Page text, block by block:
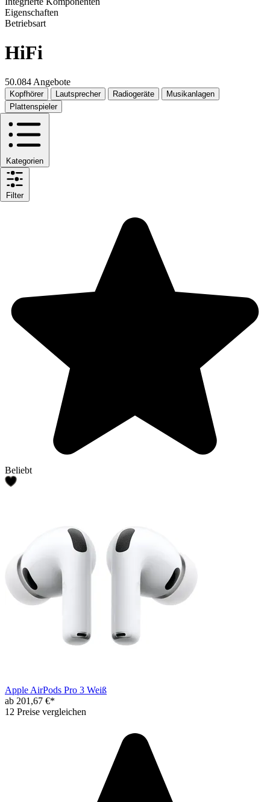
Eigenschaften
Betriebsart
HiFi
50.084 Angebote
Kopfhörer Lautsprecher Radiogeräte
Musikanlagen
Plattenspieler
Kategorien
Filter
Beliebt
Apple AirPods Pro 3 Weiß
ab 201,67 €*
12 Preise vergleichen